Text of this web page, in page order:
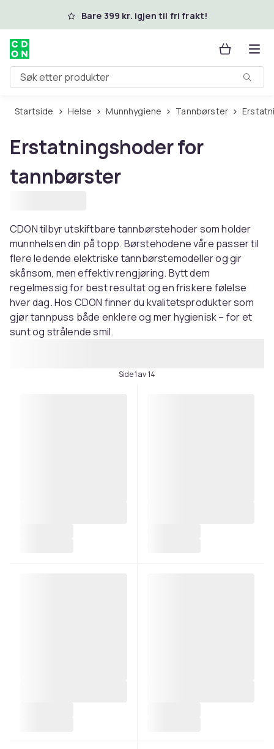
Hopp til hovedinnholdBare 399 kr. igjen til fri frakt!
Søk etter produkter
Startside Helse Munnhygiene Tannbørster
Erstatningshoder for
tannbørster
CDON tilbyr utskiftbare tannbørstehoder som holder
munnhelsen din på topp. Børstehodene våre passer til
flere ledende elektriske tannbørstemodeller og gir
skånsom, men effektiv rengjøring. Bytt dem
regelmessig for best resultat og en friskere følelse
hver dag. Hos CDON finner du kvalitetsprodukter som
gjør tannpuss både enklere og mer hygienisk – for et
sunt og strålende smil.
Side 1 av 14